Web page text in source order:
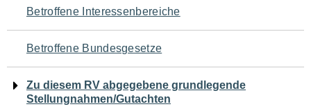
den
Seiteninhalt
Betroffene Interessenbereiche
Betroffene Bundesgesetze
Zu diesem RV abgegebene grundlegende
Stellungnahmen/Gutachten